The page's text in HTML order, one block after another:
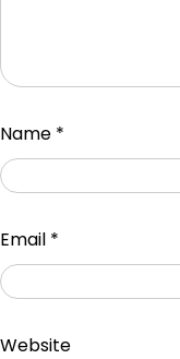
Name *
Email *
Website